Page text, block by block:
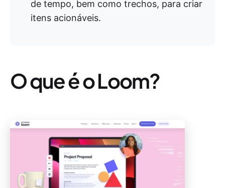
de tempo, bem como trechos, para criar
itens acionáveis.
O que é o Loom?